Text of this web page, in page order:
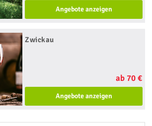
Angebote anzeigen
Zwickau
ab 70 €
Angebote anzeigen